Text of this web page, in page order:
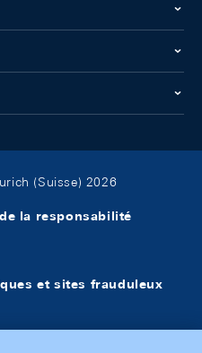
(Suisse) 2026
la responsabilité
et sites frauduleux